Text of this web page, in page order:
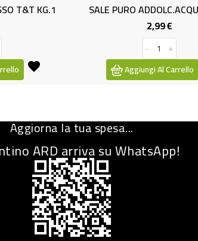
SALE PURO ADDOLC.ACQUE KG.10
Aggiungi Al Carrello
Aggiorna la tua spesa...
ARD arriva su WhatsApp!